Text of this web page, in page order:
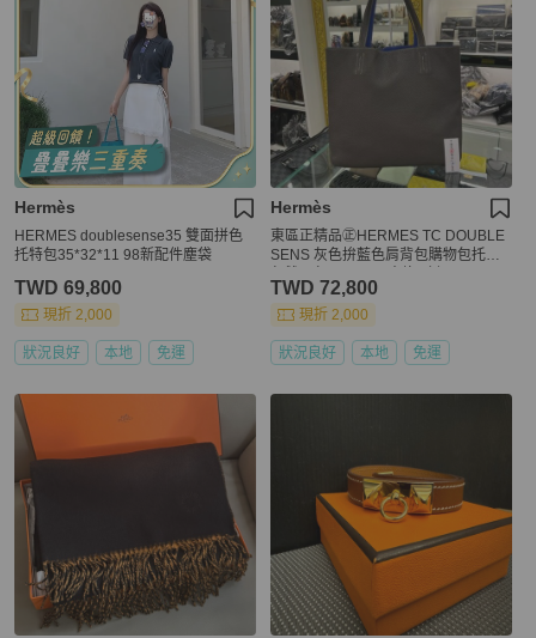
Hermès
HERMES doublesense35 雙面拼色
托特包35*32*11 98新配件塵袋
TWD 69,800
現折 2,000
狀況良好 本地 免運
Hermès
東區正精品㊣HERMES TC DOUBLE
SENS 灰色拚藍色肩背包購物包托特
TWD 72,800
現折 2,000
狀況良好 本地 免運